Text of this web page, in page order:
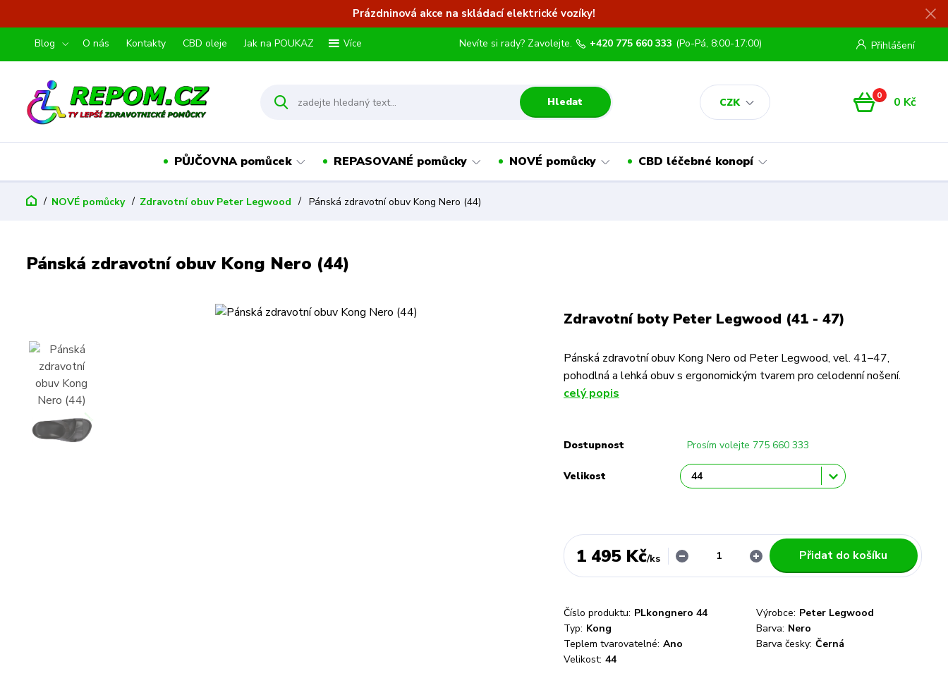
Prázdninová akce na skládací elektrické vozíky!
Blog O nás Kontakty CBD oleje Jak na POUKAZ Více
CZK
Přihlášení
Hledat
Nevíte si rady? Zavolejte. +420 775 660 333 (Po-Pá, 8:00-17:00)
0 0 Kč
PŮJČOVNA pomůcek REPASOVANÉ pomůcky NOVÉ pomůcky CBD léčebné konopí
NOVÉ pomůcky Zdravotní obuv Peter Legwood Pánská zdravotní obuv Kong Nero (44)
Pánská zdravotní obuv Kong Nero (44)
Zdravotní boty Peter Legwood (41 - 47)
Pánská zdravotní obuv Kong Nero od Peter Legwood, vel. 41–47,
pohodlná a lehká obuv s ergonomickým tvarem pro celodenní nošení.
celý popis
Dostupnost Prosím volejte 775 660 333
Velikost
1 495 Kč/ks Přidat do košíku
Číslo produktu: PLkongnero 44 Výrobce: Peter Legwood
Typ: Kong Barva: Nero
Teplem tvarovatelné: Ano Barva česky: Černá
Velikost: 44